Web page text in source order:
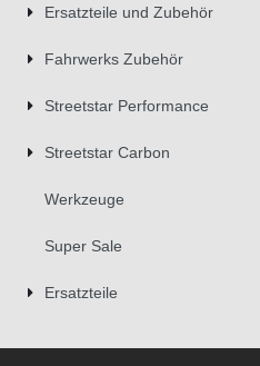
Ersatzteile und Zubehör
Fahrwerks Zubehör
Streetstar Performance
Streetstar Carbon
Werkzeuge
Super Sale
Ersatzteile